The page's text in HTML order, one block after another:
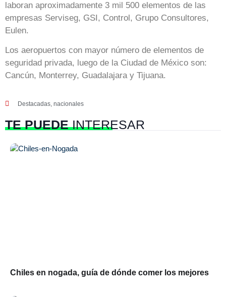
laboran aproximadamente 3 mil 500 elementos de las
empresas Serviseg, GSI, Control, Grupo Consultores,
Eulen.
Los aeropuertos con mayor número de elementos de
seguridad privada, luego de la Ciudad de México son:
Cancún, Monterrey, Guadalajara y Tijuana.
Destacadas nacionales
TE PUEDEINTERESAR
Chiles en nogada, guía de dónde comer los mejores